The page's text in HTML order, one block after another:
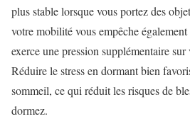
plus stable lorsque vous portez des
votre mobilité vous empêche
exerce une pression supplémentaire
Réduire le stress en dormant bien
sommeil, ce qui réduit les risques de
dormez.